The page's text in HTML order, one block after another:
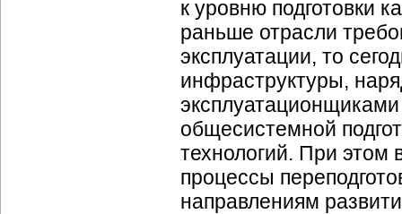
к уровню подготовки
раньше отрасли
эксплуатации, то
инфраструктуры,
общесистемной
технологий. При
процессы
направлениям